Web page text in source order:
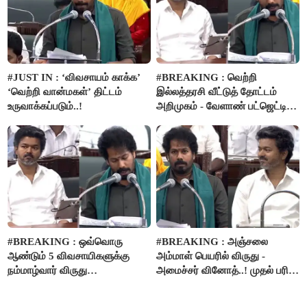
#JUST IN : ‘விவசாயம் காக்க’
‘வெற்றி வான்மகள்’ திட்டம்
உருவாக்கப்படும்..!
#BREAKING : வெற்றி
இல்லத்தரசி வீட்டுத் தோட்டம்
அறிமுகம் - வேளாண் பட்ஜெட்டில்
#BREAKING : ஒவ்வொரு
ஆண்டும் 5 விவசாயிகளுக்கு
நம்மாழ்வார் விருது
#BREAKING : அஞ்சலை
அம்மாள் பெயரில் விருது -
அமைச்சர் வினோத்..! முதல் பரிசு